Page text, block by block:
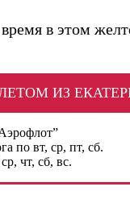
в этом
ИЗ
по вт, ср, пт, сб.
чт, сб, вс.